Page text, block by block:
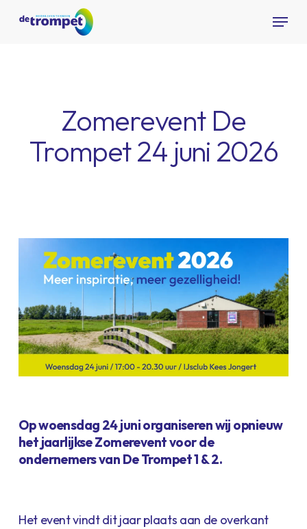
Menu
Zomerevent De
Trompet 24 juni 2026
Op woensdag 24 juni organiseren wij opnieuw
het jaarlijkse Zomerevent voor de
ondernemers van De Trompet 1 & 2.
Het event vindt dit jaar plaats aan de overkant